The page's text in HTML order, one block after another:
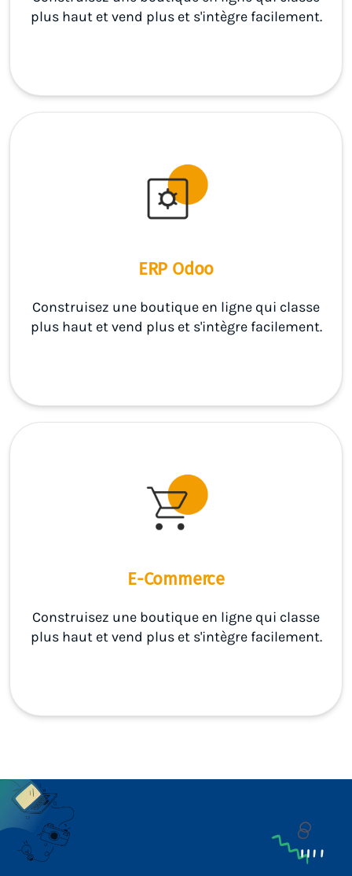
plus haut et vend plus et s'intègre facilement.
ERP Odoo
Construisez une boutique en ligne qui classe
plus haut et vend plus et s'intègre facilement.
E-Commerce
Construisez une boutique en ligne qui classe
plus haut et vend plus et s'intègre facilement.